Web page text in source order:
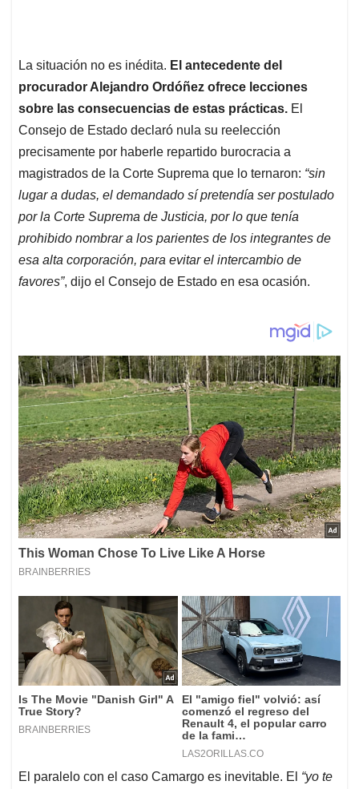
La situación no es inédita. El antecedente del
procurador Alejandro Ordóñez ofrece lecciones
sobre las consecuencias de estas prácticas. El
Consejo de Estado declaró nula su reelección
precisamente por haberle repartido burocracia a
magistrados de la Corte Suprema que lo ternaron: “sin
lugar a dudas, el demandado sí pretendía ser postulado
por la Corte Suprema de Justicia, por lo que tenía
prohibido nombrar a los parientes de los integrantes de
esa alta corporación, para evitar el intercambio de
favores”, dijo el Consejo de Estado en esa ocasión.
El paralelo con el caso Camargo es inevitable. El “yo te